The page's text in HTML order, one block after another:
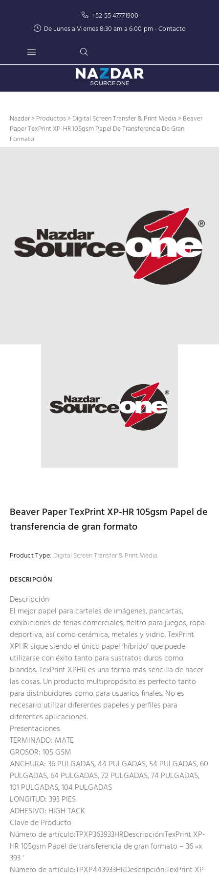
+52 55 47771900
De Lunes a Viernes 8:30 am a 6:00 pm -Contacto
Nazdar>Productos>Digital Screen Transfer & Print Media> Beaver
Paper TexPrint XP-HR 105gsm Papel De Transferencia De Gran
Formato
Beaver Paper TexPrint XP-HR 105gsm Papel de
transferencia de gran formato
Product Type: Digital Screen Transfer & Print Media
DESCRIPCIÓN
Descripción
El mejor papel para carteles de imágenes, pancartas,
exhibiciones de ferias comerciales, fieltro para juegos, ropa
deportiva, así como cerámica, metales y vidrio. TexPrint
XPHR sigue siendo el único papel ‘híbrido’ que puede
utilizarse con éxito tanto para sustratos duros como
blandos. TexPrint XPHR es una forma más sencilla de hacer
las cosas. Un producto multipropósito es perfecto tanto
para distribuidores como para usuarios finales. No es
necesario utilizar diferentes papeles y perfiles para
diferentes aplicaciones.
Presentaciones
TERMINADO: MATE
GROSOR: 105 GSM
ANCHURA: 36 PULGADAS, 44 PULGADAS, 54 PULGADAS, 60
PULGADAS, 64 PULGADAS, 72 PULGADAS, 74 PULGADAS,
101 PULGADAS, 104 PULGADAS
LONGITUD: 393 PIES
ADHESIVO: HIGH TACK
Clave de Producto
Número de artículo:TPXP363933HRDescripción:TexPrint XP-
HR 105gsm Papel de transferencia de gran formato – 36 «x
393 ‘
Número de artículo:TPXP443933HRDescripción:TexPrint XP-